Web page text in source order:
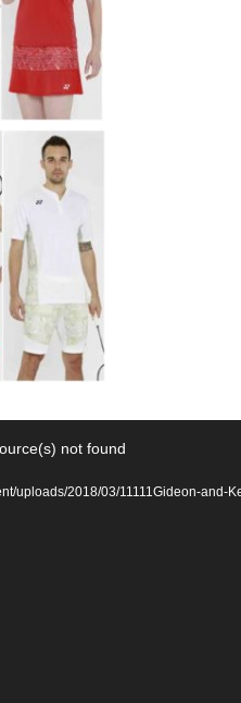
not found
uploads/2018/03/11111Gideon-and-